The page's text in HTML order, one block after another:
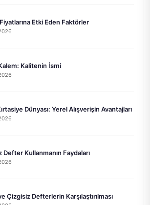
Etki Eden Faktörler
Kalitenin İsmi
Dünyası: Yerel Alışverişin Avantajları
Defter Kullanmanın Faydaları
Çizgisiz Defterlerin Karşılaştırılması